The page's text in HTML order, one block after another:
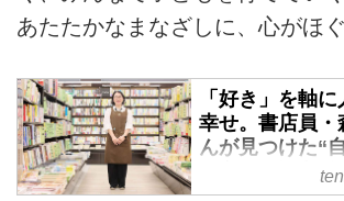
あたたかなまなざしに、心がほぐ
「好き」を軸
幸せ。書店員・
んが見つけた“
き方 - 天然生活